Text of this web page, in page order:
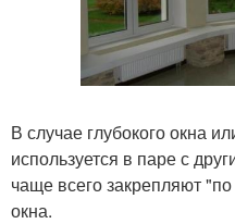
В случае глубокого окна
используется в паре с
чаще всего закрепляют
окна.